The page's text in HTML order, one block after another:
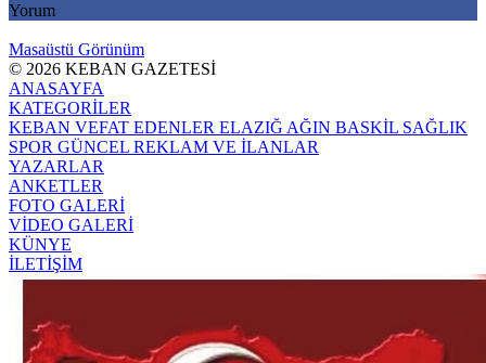
Yorum
Masaüstü Görünüm
© 2026 KEBAN GAZETESİ
ANASAYFA
KATEGORİLER
KEBAN VEFAT EDENLER ELAZIĞ AĞIN BASKİL SAĞLIK
SPOR GÜNCEL REKLAM VE İLANLAR
YAZARLAR
ANKETLER
FOTO GALERİ
VİDEO GALERİ
KÜNYE
İLETİŞİM